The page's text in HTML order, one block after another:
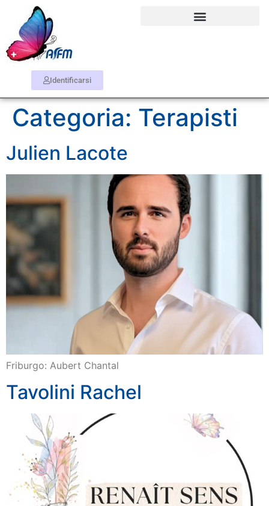
Identificarsi
Categoria: Terapisti
Julien Lacote
Friburgo: Aubert Chantal
Tavolini Rachel